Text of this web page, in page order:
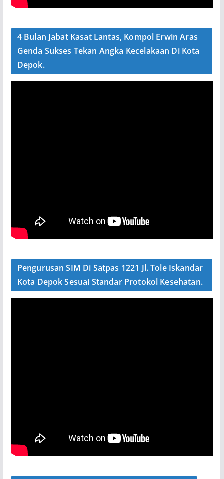
4 Bulan Jabat Kasat Lantas, Kompol Erwin Aras
Genda Sukses Tekan Angka Kecelakaan Di Kota
Depok.
Pengurusan SIM Di Satpas 1221 Jl. Tole Iskandar
Kota Depok Sesuai Standar Protokol Kesehatan.